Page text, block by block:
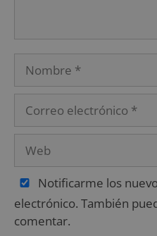
Notificarme los
electrónico. También
comentar.